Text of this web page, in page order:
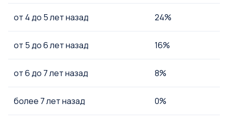
от 4 до 5 лет назад 24%
от 5 до 6 лет назад 16%
от 6 до 7 лет назад 8%
более 7 лет назад 0%